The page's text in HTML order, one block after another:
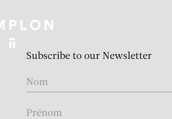
Subscribe to our Newsletter